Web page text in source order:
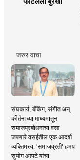
जरुर वाचा
संघकार्य, बँकिंग, संगीत अन्
कीर्तनाच्या माध्यमातून
समाजप्रबोधनाचा वसा
जपणारे वसईतील एक आदर्श
व्यक्तिमत्त्व, 'समाजव्रती' हभप
सुयोग आपटे यांचा